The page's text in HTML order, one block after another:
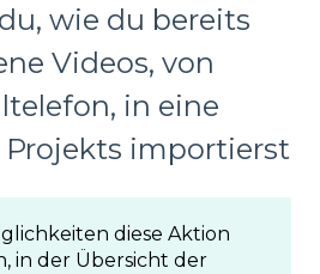
wie du bereits
Videos, von
in eine
Projekts importierst
diese Aktion
in der Übersicht der